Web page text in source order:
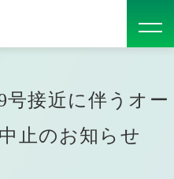
号接近に伴うオー
止のお知らせ